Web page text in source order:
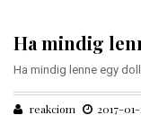
Ha mindig
Ha mindig lenne egy
reakciom 2017-01-